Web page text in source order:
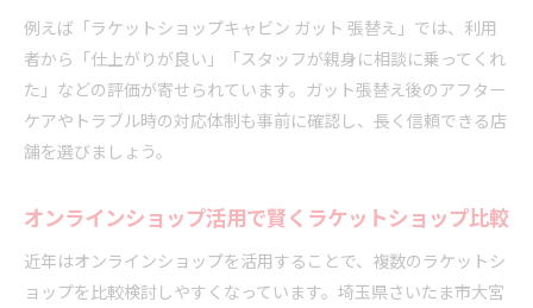
営業時間やアクセスの利便性も向上したラケット
ショップ
例えば「ラケットショップキャビン ガット 張替え」では、利用
者から「仕上がりが良い」「スタッフが親身に相談に乗ってくれ
た」などの評価が寄せられています。ガット張替え後のアフター
ケアやトラブル時の対応体制も事前に確認し、長く信頼できる店
舗を選びましょう。
オンラインショップ活用で賢くラケットショップ比較
近年はオンラインショップを活用することで、複数のラケットシ
ョップを比較検討しやすくなっています。埼玉県さいたま市大宮